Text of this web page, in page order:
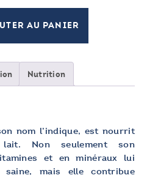
AU PANIER
Nutrition
nom l’indique, est nourrit
Non seulement son
et en minéraux lui
saine, mais elle contribue